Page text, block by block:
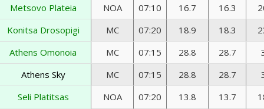
Metsovo Plateia
NOA 07:10 16.7 16.3
Konitsa Drosopigi
MC 07:20 18.9 18.3
Athens Omonoia
MC 07:15 28.8 28.7
Athens Sky
MC 07:15 28.8 28.7
Seli Platitsas
NOA 07:20 13.8 13.7